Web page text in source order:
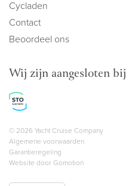
Cycladen
Contact
Beoordeel ons
Wij zijn aangesloten bij
Copyright navigation
© 2026 Yacht Cruise Company
Algemene voorwaarden
Garantieregeling
Website door Gomotion